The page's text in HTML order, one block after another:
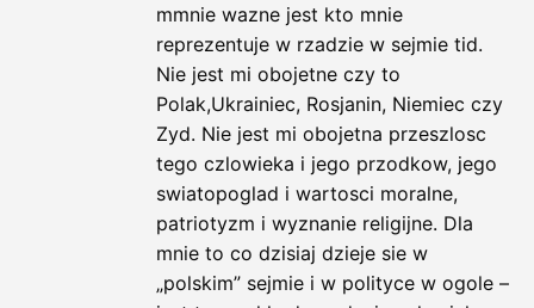
mmnie wazne jest kto mnie
reprezentuje w rzadzie w sejmie tid.
Nie jest mi obojetne czy to
Polak,Ukrainiec, Rosjanin, Niemiec czy
Zyd. Nie jest mi obojetna przeszlosc
tego czlowieka i jego przodkow, jego
swiatopoglad i wartosci moralne,
patriotyzm i wyznanie religijne. Dla
mnie to co dzisiaj dzieje sie w
„polskim” sejmie i w polityce w ogole –